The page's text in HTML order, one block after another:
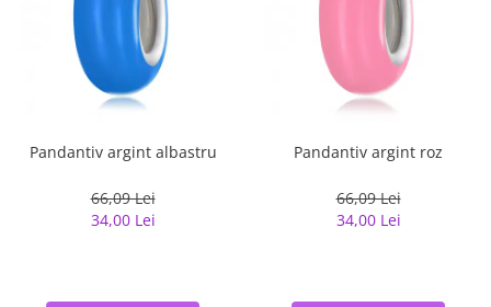
Pandantiv argint albastru
66,09 Lei
34,00 Lei
Pandantiv argint roz
66,09 Lei
34,00 Lei